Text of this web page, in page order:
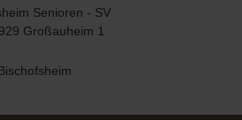
Senioren - SV
Großauheim 1